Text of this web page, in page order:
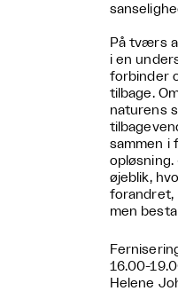
På tværs
i en
forbinder
tilbage.
naturens
sammen i
opløsning.
øjeblik,
forandret,
men
16.00-
Helene